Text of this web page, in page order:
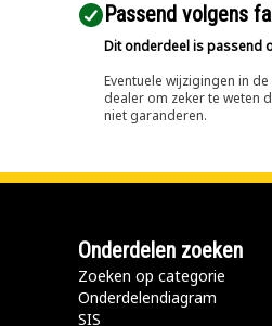
Passend volgens
Dit onderdeel is passend
Eventuele wijzigingen in
dealer om zeker te weten
niet garanderen.
Onderdelen zoeken
Zoeken op categorie
Onderdelendiagram
SIS